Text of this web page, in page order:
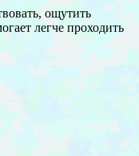
ощутить
легче проходить